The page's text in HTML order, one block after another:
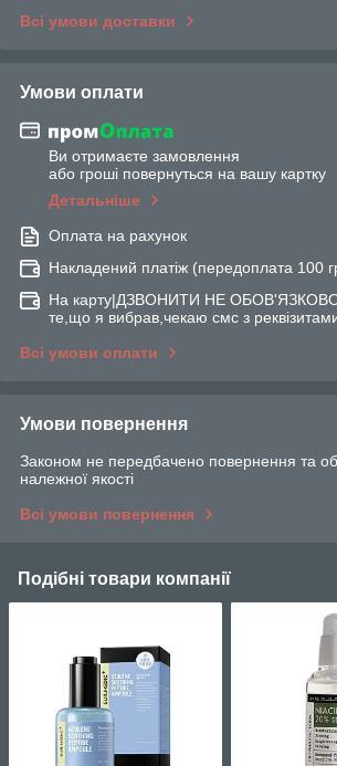
Всі умови доставки
Умови оплати
Ви отримаєте замовлення
або гроші повернуться на вашу картку
Детальніше
Оплата на рахунок
Накладений платіж (передоплата 100
На карту|ДЗВОНИТИ НЕ
те,що я вибрав,чекаю смс з
Всі умови оплати
Умови повернення
Законом не передбачено повернення та
належної якості
Всі умови повернення
Подібні товари компанії